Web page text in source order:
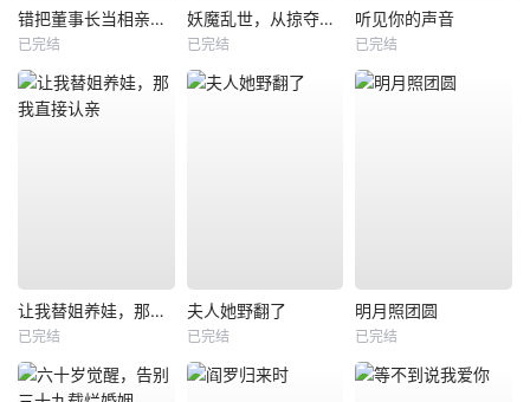
错把董事长当相亲对象
已完结
妖魔乱世，从掠夺词条开始崛起
已完结
听见你的声音
已完结
让我替姐养娃，那我直接认亲
已完结
夫人她野翻了
已完结
明月照团圆
已完结